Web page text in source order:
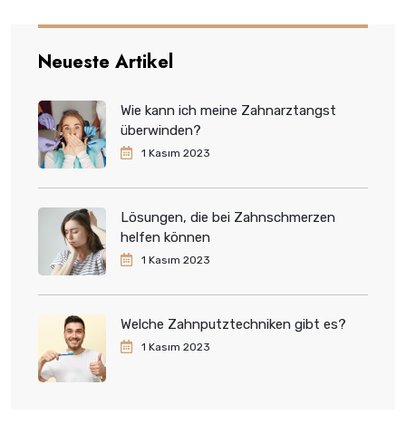
Neueste Artikel
Wie kann ich meine Zahnarztangst
überwinden?
1 Kasım 2023
Lösungen, die bei Zahnschmerzen
helfen können
1 Kasım 2023
Welche Zahnputztechniken gibt es?
1 Kasım 2023